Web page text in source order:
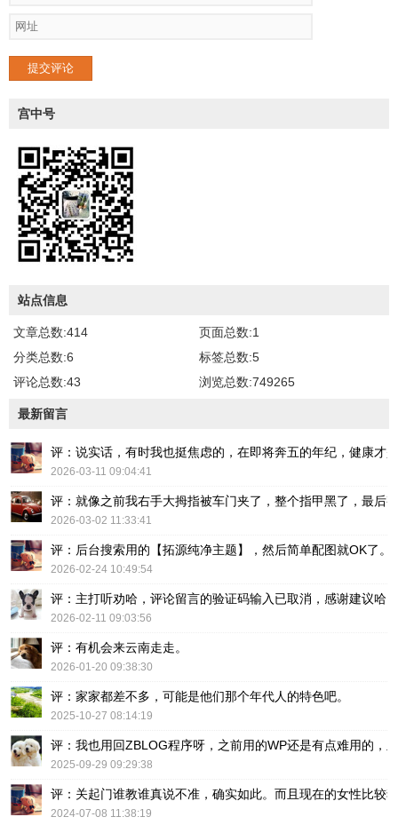
提交评论
宫中号
站点信息
文章总数:414
页面总数:1
分类总数:6
标签总数:5
评论总数:43
浏览总数:749265
最新留言
评：说实话，有时我也挺焦虑的，在即将奔五的年纪，健康才
2026-03-11 09:04:41
评：就像之前我右手大拇指被车门夹了，整个指甲黑了，最后
2026-03-02 11:33:41
评：后台搜索用的【拓源纯净主题】，然后简单配图就OK了。
2026-02-24 10:49:54
评：主打听劝哈，评论留言的验证码输入已取消，感谢建议哈！
2026-02-11 09:03:56
评：有机会来云南走走。
2026-01-20 09:38:30
评：家家都差不多，可能是他们那个年代人的特色吧。
2025-10-27 08:14:19
评：我也用回ZBLOG程序呀，之前用的WP还是有点难用的，
2025-09-29 09:29:38
评：关起门谁教谁真说不准，确实如此。而且现在的女性比较
2024-07-08 11:38:19